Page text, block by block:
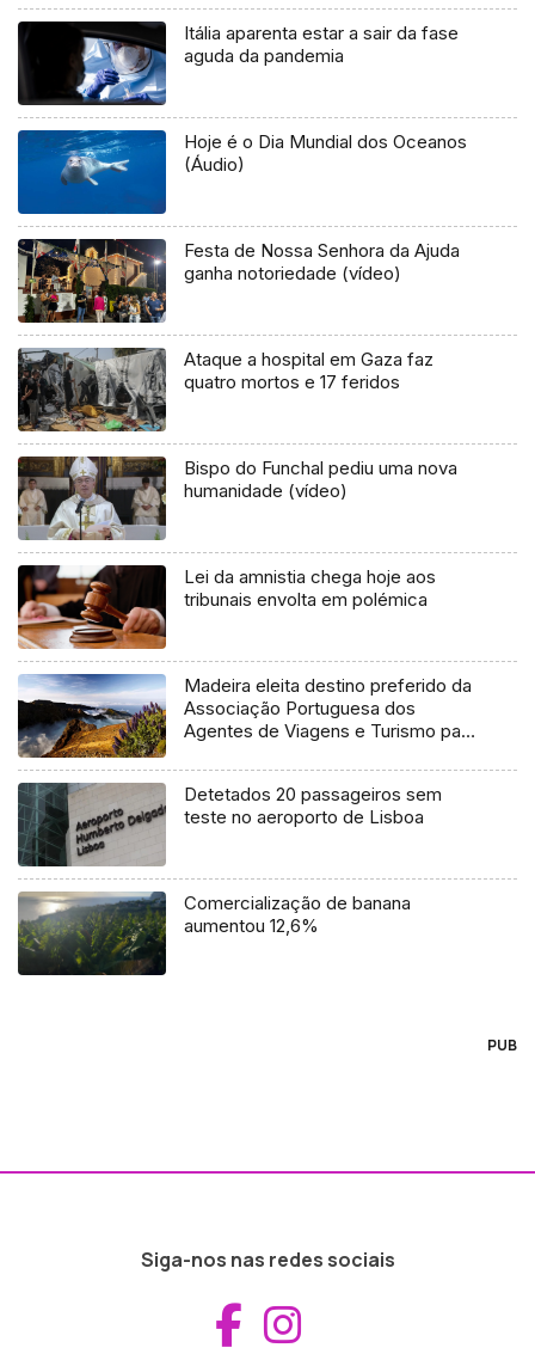
Itália aparenta estar a sair da fase
aguda da pandemia
Hoje é o Dia Mundial dos Oceanos
(Áudio)
Festa de Nossa Senhora da Ajuda
ganha notoriedade (vídeo)
Ataque a hospital em Gaza faz
quatro mortos e 17 feridos
Bispo do Funchal pediu uma nova
humanidade (vídeo)
Lei da amnistia chega hoje aos
tribunais envolta em polémica
Madeira eleita destino preferido da
Associação Portuguesa dos
Agentes de Viagens e Turismo para
Detetados 20 passageiros sem
teste no aeroporto de Lisboa
Comercialização de banana
aumentou 12,6%
PUB
Siga-nos nas redes sociais
Aceder ao